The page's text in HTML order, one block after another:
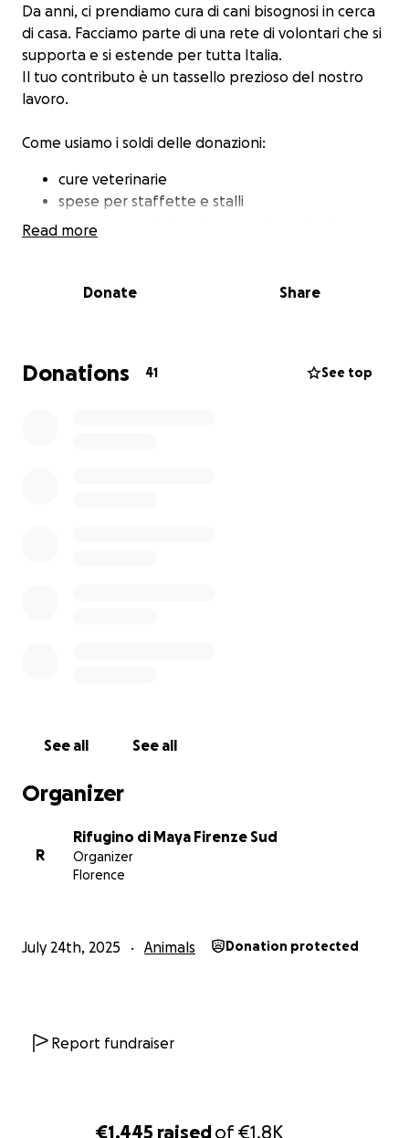
€1,445 raisedof€1.8K
Da anni, ci prendiamo cura di cani bisognosi in cerca
di casa. Facciamo parte di una rete di volontari che si
supporta e si estende per tutta Italia.
Il tuo contributo è un tassello prezioso del nostro
lavoro.
Come usiamo i soldi delle donazioni:
cure veterinarie
spese per staffette e stalli
Read more
Donate Share
Donations 41 See top
See all See all
Organizer
R
Rifugino di Maya Firenze Sud
Organizer
Florence
July 24th, 2025 Animals Donation protected
Report fundraiser